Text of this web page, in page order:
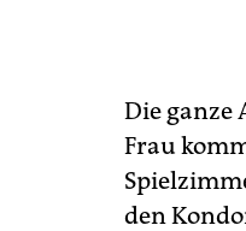
Die ganze
Frau
den